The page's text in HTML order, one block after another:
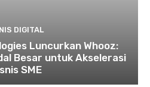
DIGITAL
Luncurkan Whooz:
Besar untuk Akselerasi
SME